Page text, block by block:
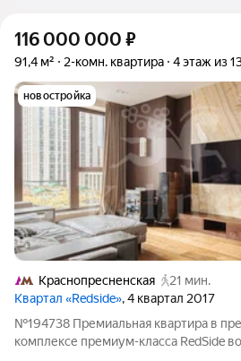
116 000 000 ₽
91,4 м² 2-комн. квартира 4 этаж из
новостройка
Краснопресненская
21 мин.
Квартал «Redside», 4 квартал 2017
№194738 Премиальная квартира в
комплексе премиум-класса RedSide воплощение изысканного